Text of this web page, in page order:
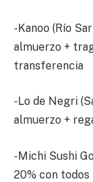
-Kanoo (Río
almuerzo +
transferencia
-Lo de Negri
almuerzo +
-Michi Sushi
20% con todos